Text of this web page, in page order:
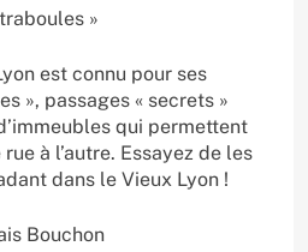
»
est connu pour ses
», passages « secrets »
qui permettent
à l’autre. Essayez de les
dans le Vieux Lyon !
Bouchon